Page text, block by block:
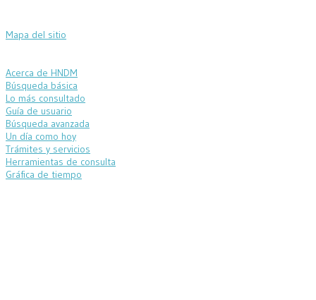
Mapa del sitio
Acerca de HNDM
Búsqueda básica
Lo más consultado
Guía de usuario
Búsqueda avanzada
Un día como hoy
Trámites y servicios
Herramientas de consulta
Gráfica de tiempo